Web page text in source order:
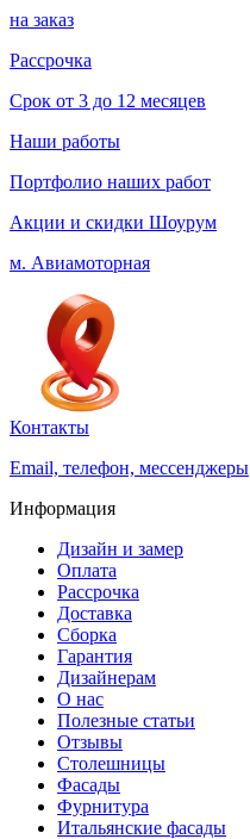
на заказ
Рассрочка
Срок от 3 до 12 месяцев
Наши работы
Портфолио наших работ
Акции и скидки Шоурум
м. Авиамоторная
Контакты
Email, телефон, мессенджеры
Информация
Дизайн и замер
Оплата
Рассрочка
Доставка
Сборка
Гарантия
Дизайнерам
О нас
Полезные статьи
Отзывы
Столешницы
Фасады
Фурнитура
Итальянские фасады